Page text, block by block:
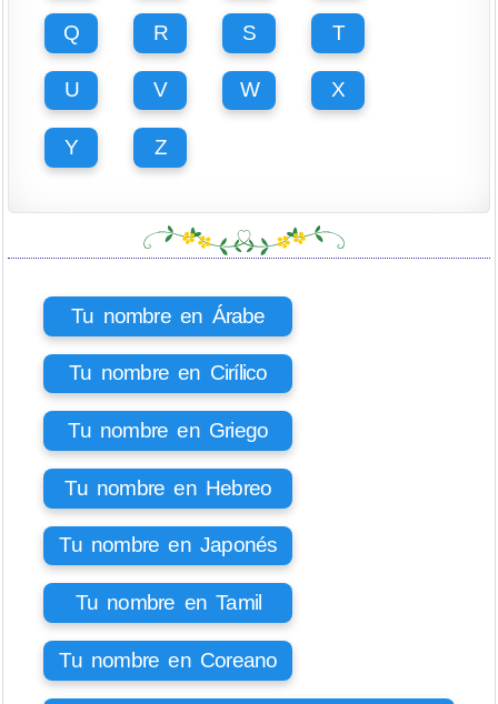
Q R S T
U V W X
Y Z
Tu nombre en Árabe
Tu nombre en Cirílico
Tu nombre en Griego
Tu nombre en Hebreo
Tu nombre en Japonés
Tu nombre en Tamil
Tu nombre en Coreano